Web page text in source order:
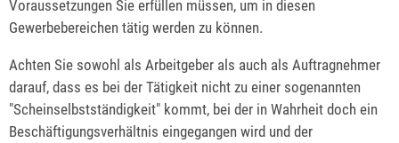
Voraussetzungen Sie erfüllen müssen, um in diesen
Gewerbebereichen tätig werden zu können.
Achten Sie sowohl als Arbeitgeber als auch als Auftragnehmer
darauf, dass es bei der Tätigkeit nicht zu einer sogenannten
"Scheinselbstständigkeit" kommt, bei der in Wahrheit doch ein
Beschäftigungsverhältnis eingegangen wird und der